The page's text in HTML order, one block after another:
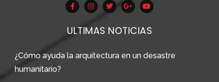
ULTIMAS NOTICIAS
¿Cómo ayuda la arquitectura en un desastre
humanitario?